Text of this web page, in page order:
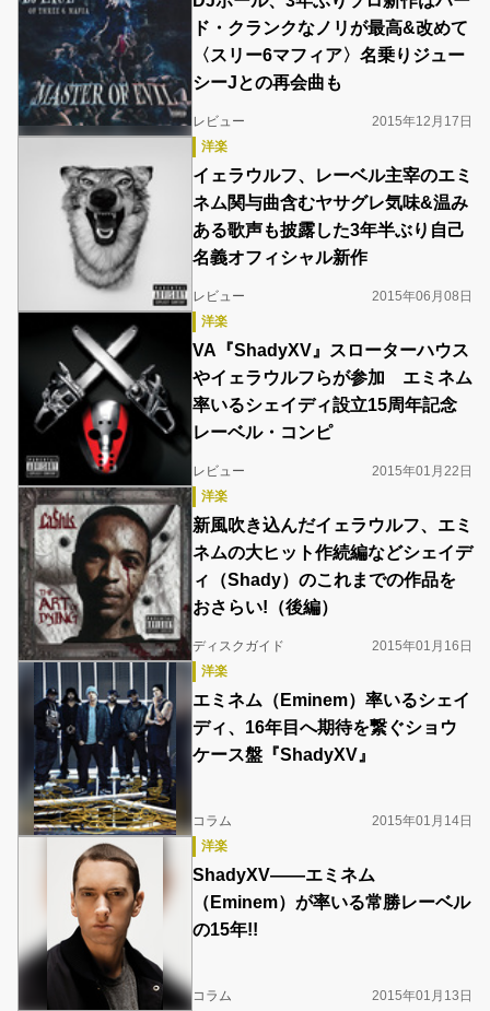
ド・クランクなノリが最高&改めて
〈スリー6マフィア〉名乗りジュー
シーJとの再会曲も
レビュー
2015年12月17日
洋楽
イェラウルフ、レーベル主宰のエミ
ネム関与曲含むヤサグレ気味&温み
ある歌声も披露した3年半ぶり自己
名義オフィシャル新作
レビュー
2015年06月08日
洋楽
VA『ShadyXV』スローターハウス
やイェラウルフらが参加 エミネム
率いるシェイディ設立15周年記念
レーベル・コンピ
レビュー
2015年01月22日
洋楽
新風吹き込んだイェラウルフ、エミ
ネムの大ヒット作続編などシェイデ
ィ（Shady）のこれまでの作品を
おさらい!（後編）
ディスクガイド
2015年01月16日
洋楽
エミネム（Eminem）率いるシェイ
ディ、16年目へ期待を繋ぐショウ
ケース盤『ShadyXV』
コラム
2015年01月14日
洋楽
ShadyXV――エミネム
（Eminem）が率いる常勝レーベル
の15年!!
コラム
2015年01月13日